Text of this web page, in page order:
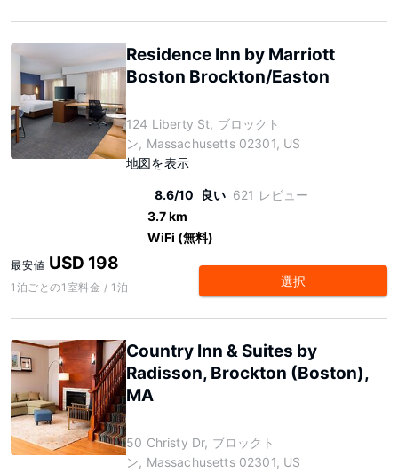
Residence Inn by Marriott
Boston Brockton/Easton
124 Liberty St, ブロックト
ン, Massachusetts 02301, US
地図を表示
8.6/10 良い 621 レビュー
3.7 km
WiFi (無料)
最安値 USD 198
1泊ごとの1室料金 / 1泊 選択
Country Inn & Suites by
Radisson, Brockton (Boston),
MA
50 Christy Dr, ブロックト
ン, Massachusetts 02301, US